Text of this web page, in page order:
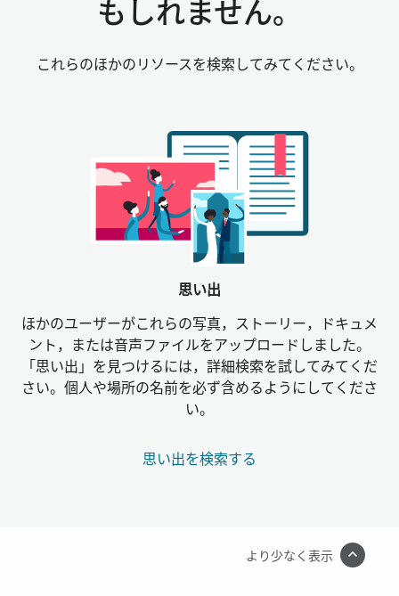
もしれません。
これらのほかのリソースを検索してみてください。
思い出
ほかのユーザーがこれらの写真，ストーリー，ドキュメ
ント，または音声ファイルをアップロードしました。
「思い出」を見つけるには，詳細検索を試してみてくだ
さい。個人や場所の名前を必ず含めるようにしてくださ
い。
思い出を検索する
より少なく表示